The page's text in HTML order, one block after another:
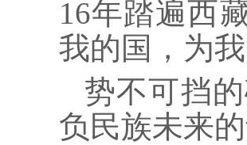
16年踏遍西
我的国，为
势不可挡
负民族未来